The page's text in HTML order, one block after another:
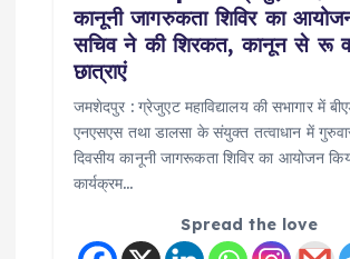
कानूनी जागरुकता शिविर का
सचिव ने की शिरकत, कानून से रू
छात्राएं
जमशेदपुर : ग्रेजुएट महाविद्यालय की सभागार में
एनएसएस तथा डालसा के संयुक्त तत्वाधान में
दिवसीय कानूनी जागरूकता शिविर का आयोजन
कार्यक्रम…
Spread the love